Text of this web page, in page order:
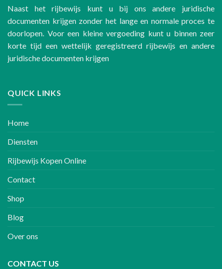
Naast het rijbewijs kunt u bij ons andere juridische
documenten krijgen zonder het lange en normale proces te
doorlopen. Voor een kleine vergoeding kunt u binnen zeer
korte tijd een wettelijk geregistreerd rijbewijs en andere
juridische documenten krijgen
QUICK LINKS
Home
Diensten
Rijbewijs Kopen Online
Contact
Shop
Blog
Over ons
CONTACT US